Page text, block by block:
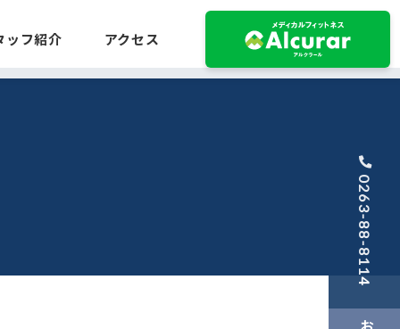
ッフ紹介 アクセス
0263-88-8114